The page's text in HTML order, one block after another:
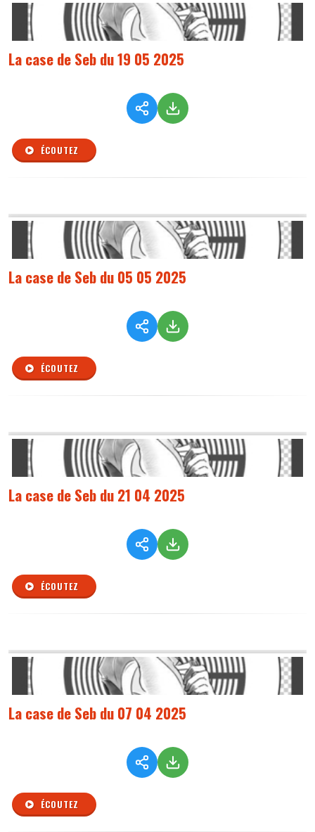
La case de Seb du 19 05 2025
ÉCOUTEZ
La case de Seb du 05 05 2025
ÉCOUTEZ
La case de Seb du 21 04 2025
ÉCOUTEZ
La case de Seb du 07 04 2025
ÉCOUTEZ